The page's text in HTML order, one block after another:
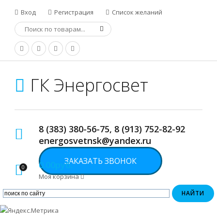
Вход Регистрация Список желаний
ГК Энергосвет
8 (383) 380-56-75, 8 (913) 752-82-92
energosvetnsk@yandex.ru
ЗАКАЗАТЬ ЗВОНОК
0 0.00руб.
Моя корзина